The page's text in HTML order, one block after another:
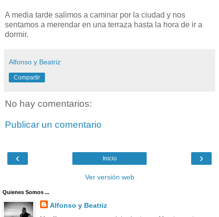
A media tarde salimos a caminar por la ciudad y nos
sentamos a merendar en una terraza hasta la hora de ir a
dormir.
Alfonso y Beatriz
Compartir
No hay comentarios:
Publicar un comentario
‹ ›
Inicio
Ver versión web
Quienes Somos ...
Alfonso y Beatriz